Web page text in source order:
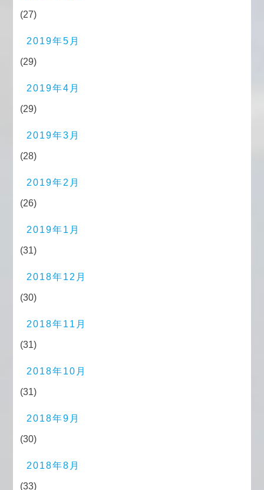
(27)
2019年5月
(29)
2019年4月
(29)
2019年3月
(28)
2019年2月
(26)
2019年1月
(31)
2018年12月
(30)
2018年11月
(31)
2018年10月
(31)
2018年9月
(30)
2018年8月
(33)